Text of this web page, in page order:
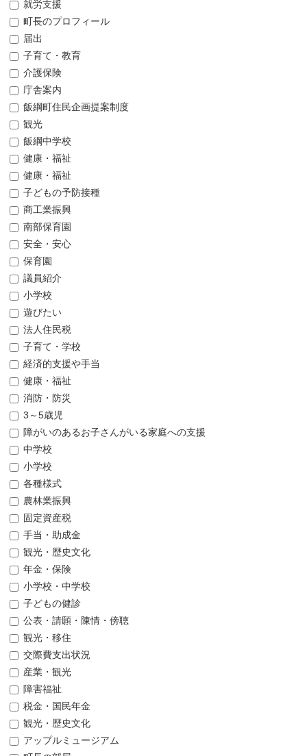
就労支援
町長のプロフィール
届出
子育て・教育
介護保険
庁舎案内
飯綱町住民企画提案制度
観光
飯綱中学校
健康・福祉
健康・福祉
子どもの予防接種
商工業振興
南部保育園
安全・安心
保育園
議員紹介
小学校
遊びたい
法人住民税
子育て・学校
経済的支援や手当
健康・福祉
消防・防災
3～5歳児
障がいのあるお子さんがいる家庭への支援
中学校
小学校
各種様式
農林業振興
固定資産税
手当・助成金
観光・歴史文化
年金・保険
小学校・中学校
子どもの健診
公表・請願・陳情・傍聴
観光・移住
交際費支出状況
産業・観光
障害福祉
税金・国民年金
観光・歴史文化
アップルミュージアム